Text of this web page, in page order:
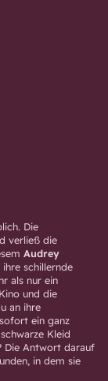
Die
verließ die
Audrey
schillernde
als nur ein
und die
an ihre
ein ganz
Kleid
Die Antwort darauf
in dem sie